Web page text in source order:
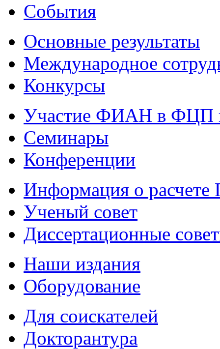
События
Основные результаты
Международное
Конкурсы
Участие ФИАН в ФЦП
Семинары
Конференции
Информация о
Ученый совет
Диссертационные
Наши издания
Оборудование
Для соискателей
Докторантура